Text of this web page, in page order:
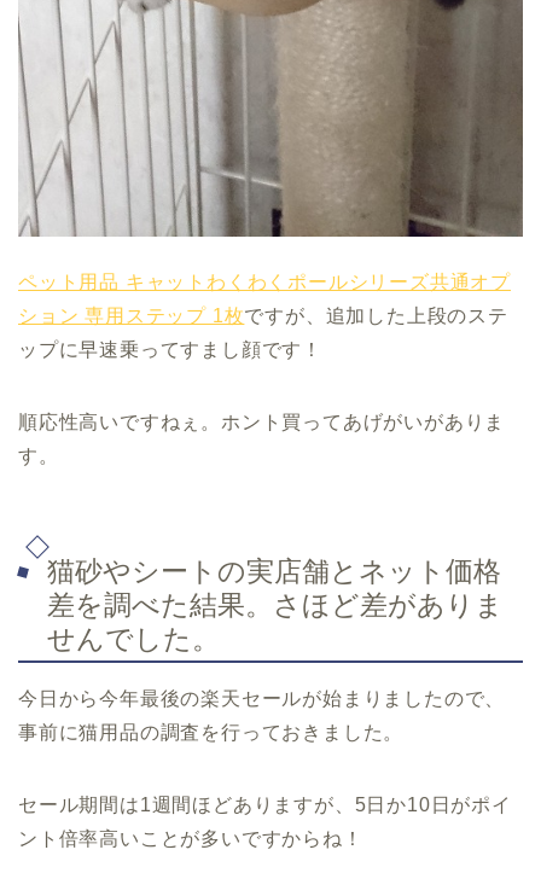
ペット用品 キャットわくわくポールシリーズ共通オプ
ション 専用ステップ 1枚ですが、追加した上段のステ
ップに早速乗ってすまし顔です！
順応性高いですねぇ。ホント買ってあげがいがありま
す。
猫砂やシートの実店舗とネット価格
差を調べた結果。さほど差がありま
せんでした。
今日から今年最後の楽天セールが始まりましたので、
事前に猫用品の調査を行っておきました。
セール期間は1週間ほどありますが、5日か10日がポイ
ント倍率高いことが多いですからね！